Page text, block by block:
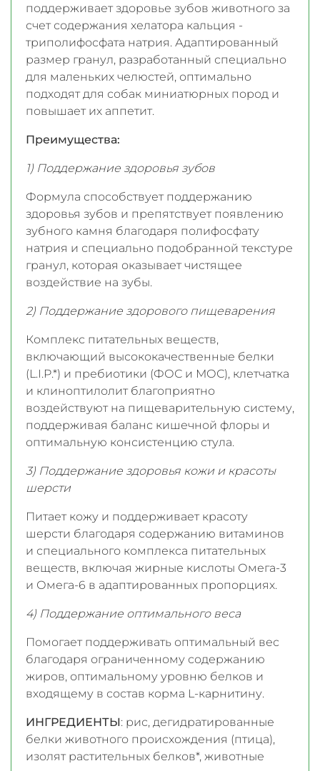
поддерживает здоровье зубов животного за
счет содержания хелатора кальция -
триполифосфата натрия. Адаптированный
размер гранул, разработанный специально
для маленьких челюстей, оптимально
подходят для собак миниатюрных пород и
повышает их аппетит.
Преимущества:
1) Поддержание здоровья зубов
Формула способствует поддержанию
здоровья зубов и препятствует появлению
зубного камня благодаря полифосфату
натрия и специально подобранной текстуре
гранул, которая оказывает чистящее
воздействие на зубы.
2) Поддержание здорового пищеварения
Комплекс питательных веществ,
включающий высококачественные белки
(L.I.P.*) и пребиотики (ФОС и МОС), клетчатка
и клиноптилолит благоприятно
воздействуют на пищеварительную систему,
поддерживая баланс кишечной флоры и
оптимальную консистенцию стула.
3) Поддержание здоровья кожи и красоты
шерсти
Питает кожу и поддерживает красоту
шерсти благодаря содержанию витаминов
и специального комплекса питательных
веществ, включая жирные кислоты Омега-3
и Омега-6 в адаптированных пропорциях.
4) Поддержание оптимального веса
Помогает поддерживать оптимальный вес
благодаря ограниченному содержанию
жиров, оптимальному уровню белков и
входящему в состав корма L-карнитину.
ИНГРЕДИЕНТЫ: рис, дегидратированные
белки животного происхождения (птица),
изолят растительных белков*, животные